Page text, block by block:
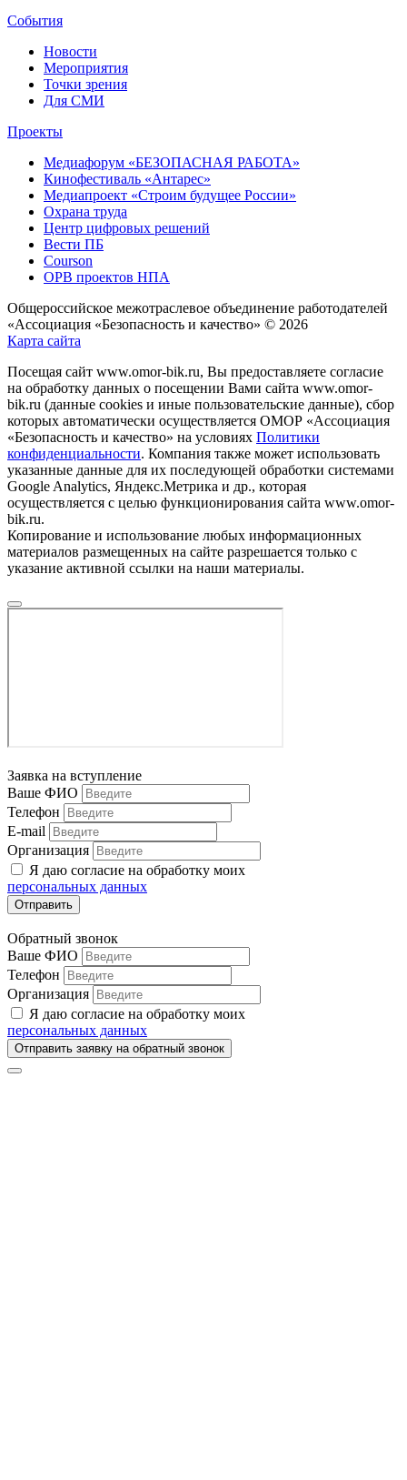
События
Новости
Мероприятия
Точки зрения
Для СМИ
Проекты
Медиафорум «БЕЗОПАСНАЯ РАБОТА»
Кинофестиваль «Антарес»
Медиапроект «Строим будущее России»
Охрана труда
Центр цифровых решений
Вести ПБ
Courson
ОРВ проектов НПА
Общероссийское межотраслевое объединение работодателей
«Ассоциация «Безопасность и качество» © 2026
Карта сайта
Посещая сайт www.omor-bik.ru, Вы предоставляете согласие
на обработку данных о посещении Вами сайта www.omor-
bik.ru (данные cookies и иные пользовательские данные), сбор
которых автоматически осуществляется ОМОР «Ассоциация
«Безопасность и качество» на условиях Политики
конфиденциальности. Компания также может использовать
указанные данные для их последующей обработки системами
Google Analytics, Яндекс.Метрика и др., которая
осуществляется с целью функционирования сайта www.omor-
bik.ru.
Копирование и использование любых информационных
материалов размещенных на сайте разрешается только с
указание активной ссылки на наши материалы.
Заявка на вступление
Ваше ФИО
Телефон
E-mail
Организация
Я даю согласие на обработку моих
персональных данных
Отправить
Обратный звонок
Ваше ФИО
Телефон
Организация
Я даю согласие на обработку моих
персональных данных
Отправить заявку на обратный звонок